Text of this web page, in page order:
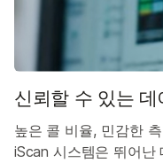
신뢰할 수 있는 데
높은 콜 비율, 민감한
iScan 시스템은 뛰어난